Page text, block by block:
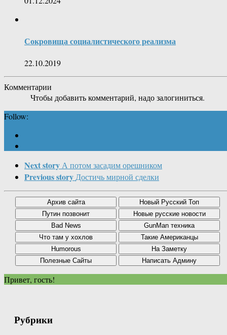
Сокровища социалистического реализма
22.10.2019
Комментарии
Чтобы добавить комментарий, надо залогиниться.
Follow:
Next storyА потом засадим орешником
Previous storyДостичь мирной сделки
Привет, гость!
Рубрики